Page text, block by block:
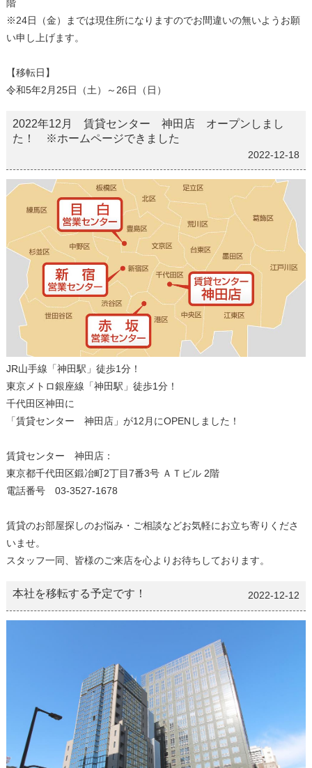
階
※24日（金）までは現住所になりますのでお間違いの無いようお願
い申し上げます。
【移転日】
令和5年2月25日（土）～26日（日）
2022年12月 賃貸センター 神田店 オープンしまし
た！ ※ホームページできました
2022-12-18
JR山手線「神田駅」徒歩1分！
東京メトロ銀座線「神田駅」徒歩1分！
千代田区神田に
「賃貸センター 神田店」が12月にOPENしました！
賃貸センター 神田店：
東京都千代田区鍛冶町2丁目7番3号 ＡＴビル 2階
電話番号 03-3527-1678
賃貸のお部屋探しのお悩み・ご相談などお気軽にお立ち寄りくださ
いませ。
スタッフ一同、皆様のご来店を心よりお待ちしております。
本社を移転する予定です！ 2022-12-12